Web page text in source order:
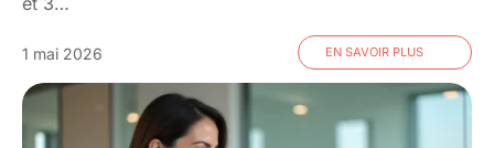
1 mai 2026 EN SAVOIR PLUS